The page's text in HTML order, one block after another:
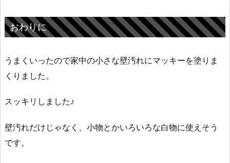
おわりに
うまくいったので家中の小さな壁汚れにマッキーを塗りま
くりました。
スッキリしました♪
壁汚れだけじゃなく、小物とかいろいろな白物に使えそう
です。